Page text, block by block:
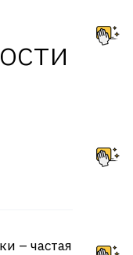
– частая